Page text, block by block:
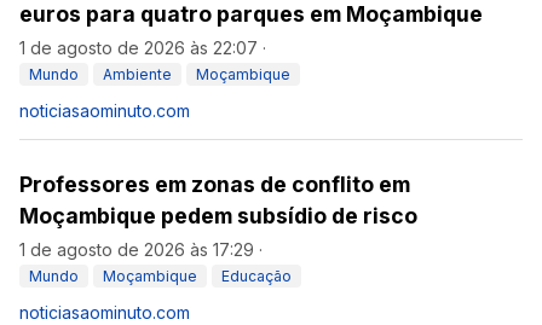
euros para quatro parques em Moçambique
1 de agosto de 2026 às 22:07 ·
Mundo Ambiente Moçambique
noticiasaominuto.com
Professores em zonas de conflito em
Moçambique pedem subsídio de risco
1 de agosto de 2026 às 17:29 ·
Mundo Moçambique Educação
noticiasaominuto.com